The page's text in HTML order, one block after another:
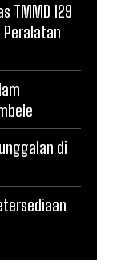
TMMD 129
Peralatan
di